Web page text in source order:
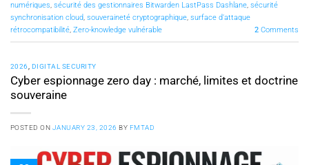
numériques, sécurité des gestionnaires Bitwarden LastPass Dashlane, sécurité
synchronisation cloud, souveraineté cryptographique, surface d’attaque
rétrocompatibilité, Zero-knowledge vulnérable 2 Comments
2026 DIGITAL SECURITY
Cyber espionnage zero day : marché, limites et doctrine
souveraine
POSTED ON JANUARY 23, 2026 BY FMTAD